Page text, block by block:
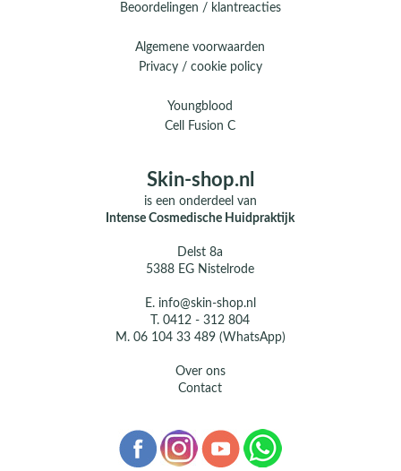
Beoordelingen / klantreacties
Algemene voorwaarden
Privacy / cookie policy
Youngblood
Cell Fusion C
Skin-shop.nl
is een onderdeel van
Intense Cosmedische Huidpraktijk
Delst 8a
5388 EG Nistelrode
E. info@skin-shop.nl
T.0412 - 312 804
M. 06 104 33 489 (WhatsApp)
Over ons
Contact